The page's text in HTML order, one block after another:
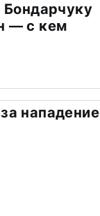
— с кем
нападение